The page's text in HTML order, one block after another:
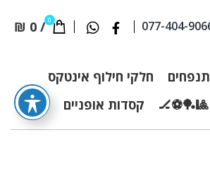
077-404-
0
/
₪ 0
חלקי חילוף אינטקס
קסדות אופניים